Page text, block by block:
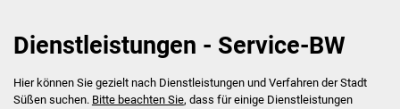
Ausschüsse
Ratsinformationssystem
Dienstleistungen - Service-BW
Hier können Sie gezielt nach Dienstleistungen und Verfahren der Stadt
Süßen suchen. Bitte beachten Sie, dass für einige Dienstleistungen